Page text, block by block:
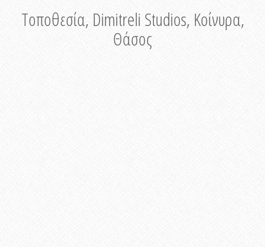
Τοποθεσία, Dimitreli Studios, Κοίνυρα,
Θάσος